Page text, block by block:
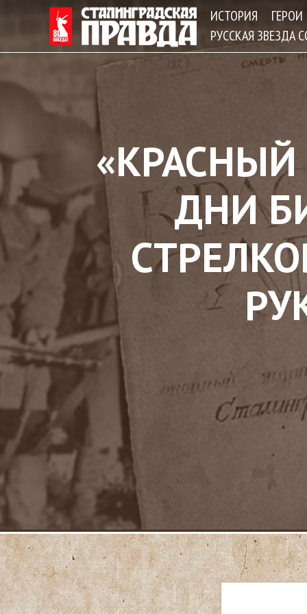
ИСТОРИЯ ГЕРОИ
РУССКАЯ ЗВЕЗДА
«КРАСНЫЙ
ДНИ